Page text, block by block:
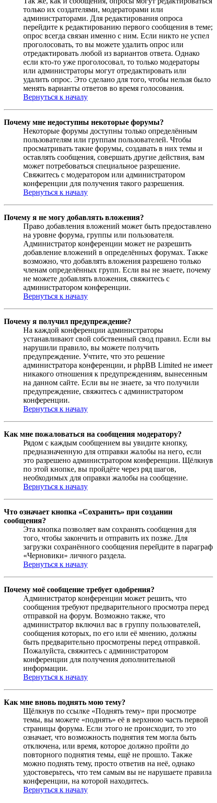
только их создателями, модераторами или
администраторами. Для редактирования опроса
перейдите к редактированию первого сообщения в теме;
опрос всегда связан именно с ним. Если никто не успел
проголосовать, то вы можете удалить опрос или
отредактировать любой из вариантов ответа. Однако
если кто-то уже проголосовал, то только модераторы
или администраторы могут отредактировать или
удалить опрос. Это сделано для того, чтобы нельзя было
менять варианты ответов во время голосования.
Вернуться к началу
Почему мне недоступны некоторые форумы?
Некоторые форумы доступны только определённым
пользователям или группам пользователей. Чтобы
просматривать такие форумы, создавать в них темы и
оставлять сообщения, совершать другие действия, вам
может потребоваться специальное разрешение.
Свяжитесь с модератором или администратором
конференции для получения такого разрешения.
Вернуться к началу
Почему я не могу добавлять вложения?
Право добавления вложений может быть предоставлено
на уровне форума, группы или пользователя.
Администратор конференции может не разрешить
добавление вложений в определённых форумах. Также
возможно, что добавлять вложения разрешено только
членам определённых групп. Если вы не знаете, почему
не можете добавлять вложения, свяжитесь с
администратором конференции.
Вернуться к началу
Почему я получил предупреждение?
На каждой конференции администраторы
устанавливают свой собственный свод правил. Если вы
нарушили правило, вы можете получить
предупреждение. Учтите, что это решение
администратора конференции, и phpBB Limited не имеет
никакого отношения к предупреждениям, вынесенным
на данном сайте. Если вы не знаете, за что получили
предупреждение, свяжитесь с администратором
конференции.
Вернуться к началу
Как мне пожаловаться на сообщения модератору?
Рядом с каждым сообщением вы увидите кнопку,
предназначенную для отправки жалобы на него, если
это разрешено администратором конференции. Щёлкнув
по этой кнопке, вы пройдёте через ряд шагов,
необходимых для оправки жалобы на сообщение.
Вернуться к началу
Что означает кнопка «Сохранить» при создании
сообщения?
Эта кнопка позволяет вам сохранять сообщения для
того, чтобы закончить и отправить их позже. Для
загрузки сохранённого сообщения перейдите в параграф
«Черновики» личного раздела.
Вернуться к началу
Почему моё сообщение требует одобрения?
Администратор конференции может решить, что
сообщения требуют предварительного просмотра перед
отправкой на форум. Возможно также, что
администратор включил вас в группу пользователей,
сообщения которых, по его или её мнению, должны
быть предварительно просмотрены перед отправкой.
Пожалуйста, свяжитесь с администратором
конференции для получения дополнительной
информации.
Вернуться к началу
Как мне вновь поднять мою тему?
Щёлкнув по ссылке «Поднять тему» при просмотре
темы, вы можете «поднять» её в верхнюю часть первой
страницы форума. Если этого не происходит, то это
означает, что возможность поднятия тем могла быть
отключена, или время, которое должно пройти до
повторного поднятия темы, ещё не прошло. Также
можно поднять тему, просто ответив на неё, однако
удостоверьтесь, что тем самым вы не нарушаете правила
конференции, на которой находитесь.
Вернуться к началу